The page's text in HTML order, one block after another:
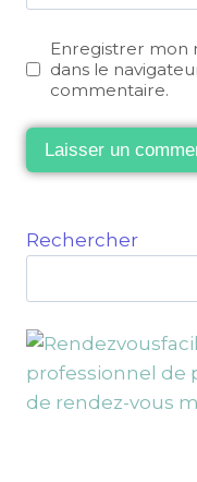
Enregistrer mon
dans le
commentaire.
Rechercher